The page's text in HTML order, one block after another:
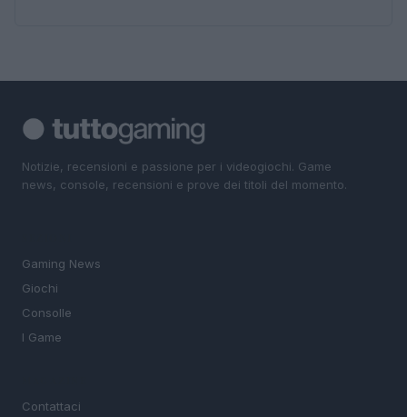
Notizie, recensioni e passione per i videogiochi. Game
news, console, recensioni e prove dei titoli del momento.
Gaming News
Giochi
Consolle
I Game
Contattaci